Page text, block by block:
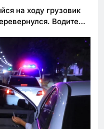
на ходу грузовик
Водитель